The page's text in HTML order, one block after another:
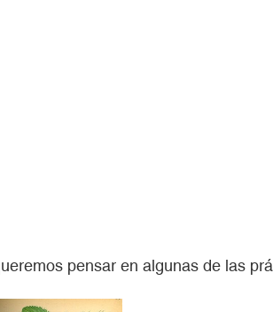
pensar en algunas de las